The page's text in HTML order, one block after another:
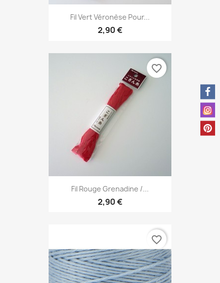
Fil Vert Véronèse Pour...
2,90 €
Fil Rouge Grenadine /...
2,90 €
favorite_border
favorite_border